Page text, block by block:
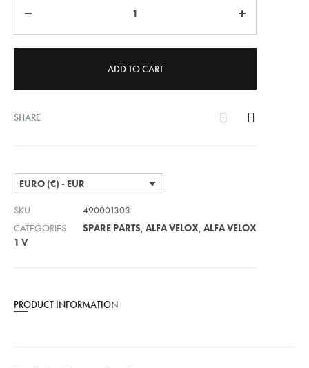
ADD TO CART
SHARE
EURO (€) - EUR
SKU
490001303
CATEGORIES
SPARE PARTS ALFA VELOX ALFA VELOX
1 V
PRODUCT INFORMATION